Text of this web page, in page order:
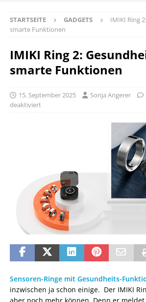
STARTSEITE GADGETS
IMIKI Ring
smarte Funktionen
IMIKI Ring 2:
smarte Funktionen
15. September 2025 Sonja Angerer
deaktiviert
Sensoren-Ringe mit Gesundheits-
inzwischen ja schon einige. Der IMIKI